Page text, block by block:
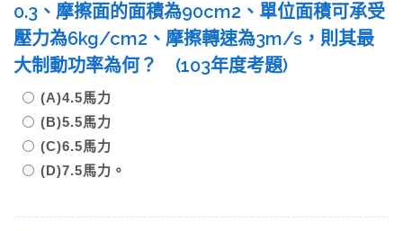
0.3、摩擦面的面積為90cm2、單位面積可承受
壓力為6kg/cm2、摩擦轉速為3m/s，則其最
大制動功率為何？ (103年度考題)
(A)4.5馬力
(B)5.5馬力
(C)6.5馬力
(D)7.5馬力。